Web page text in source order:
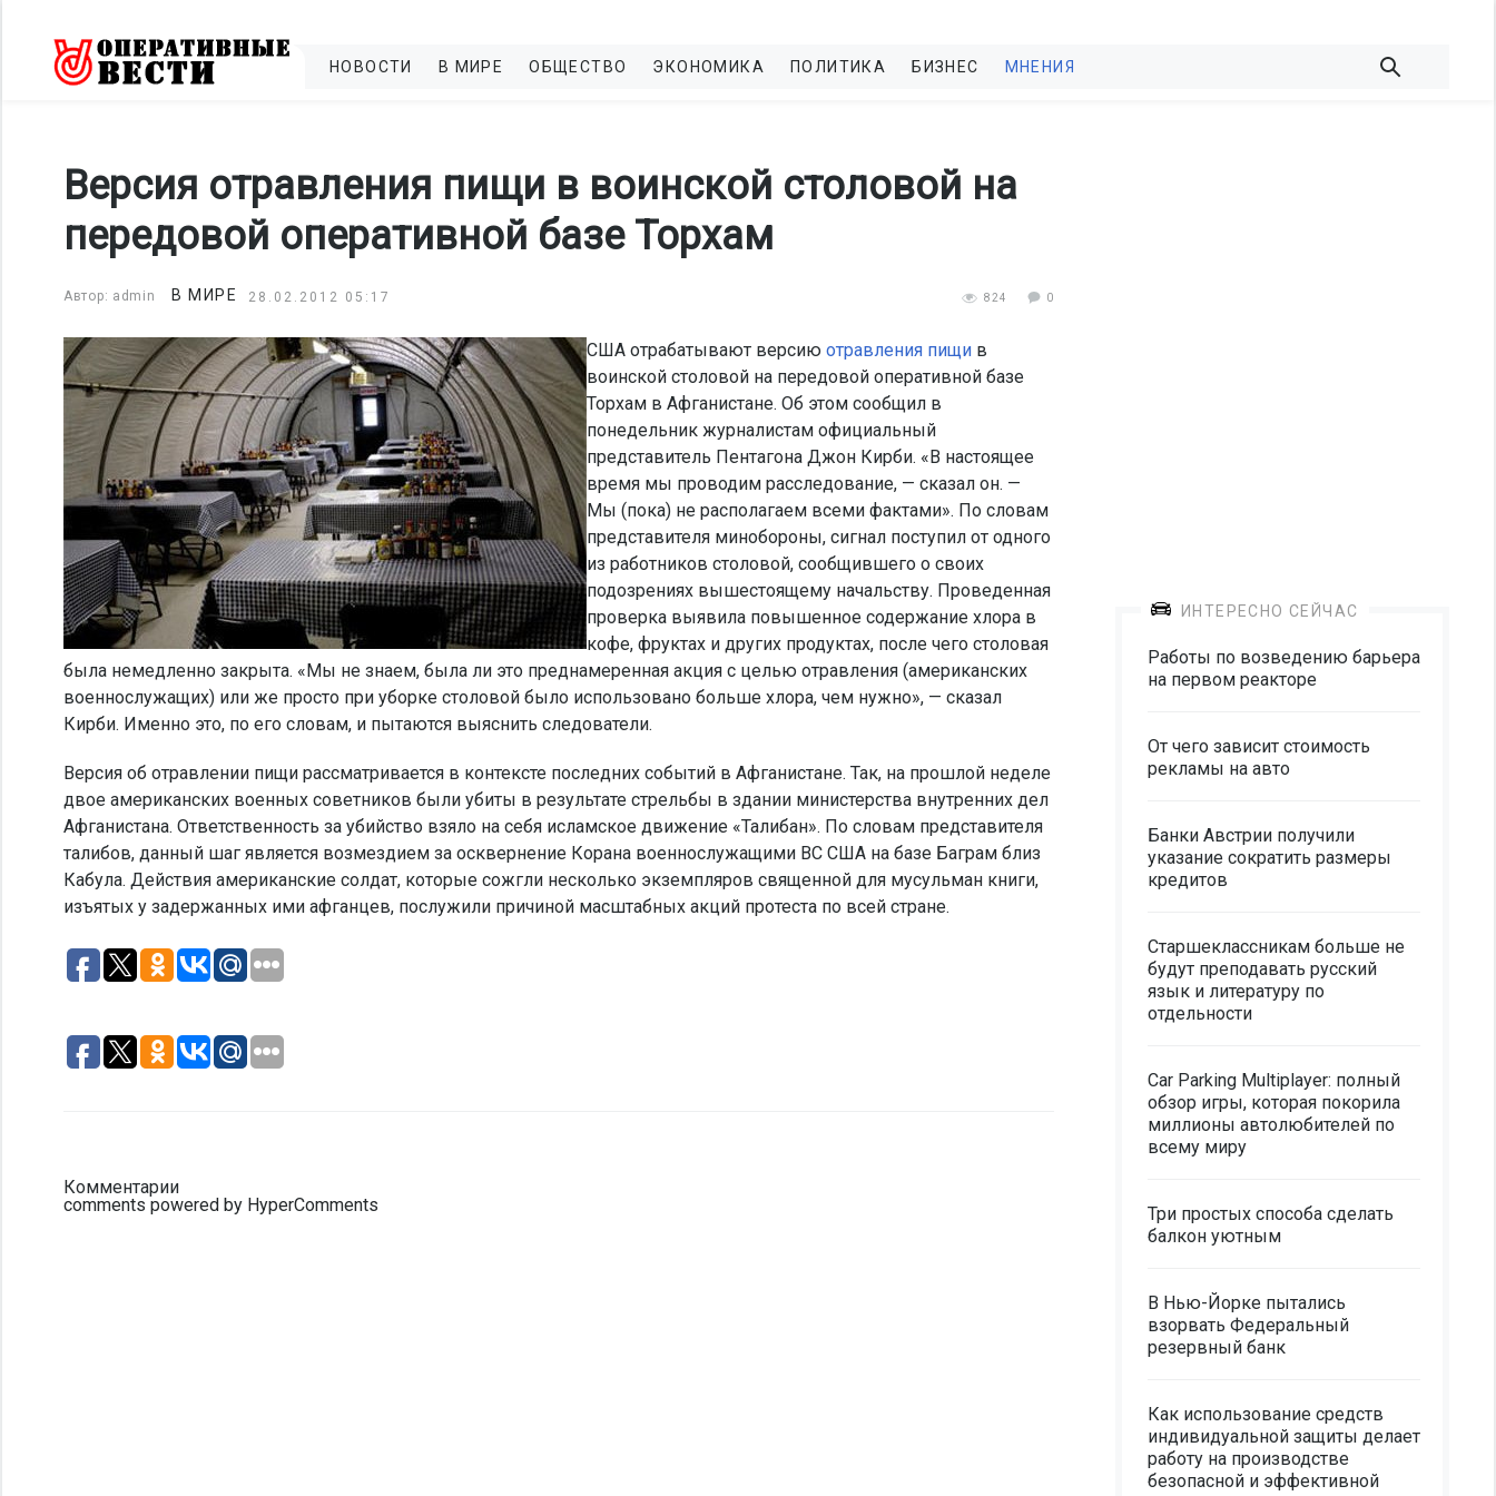
НОВОСТИ В МИРЕ ОБЩЕСТВО ЭКОНОМИКА ПОЛИТИКА БИЗНЕС МНЕНИЯ
Версия отравления пищи в воинской столовой на
передовой оперативной базе Торхам
Автор: admin В МИРЕ 28.02.2012 05:17 824 0
США отрабатывают версию отравления пищи в
воинской столовой на передовой оперативной базе
Торхам в Афганистане. Об этом сообщил в
понедельник журналистам официальный
представитель Пентагона Джон Кирби. «В настоящее
время мы проводим расследование, — сказал он. —
Мы (пока) не располагаем всеми фактами». По словам
представителя минобороны, сигнал поступил от одного
из работников столовой, сообщившего о своих
подозрениях вышестоящему начальству. Проведенная
проверка выявила повышенное содержание хлора в
кофе, фруктах и других продуктах, после чего столовая
была немедленно закрыта. «Мы не знаем, была ли это преднамеренная акция с целью отравления (американских
военнослужащих) или же просто при уборке столовой было использовано больше хлора, чем нужно», — сказал
Кирби. Именно это, по его словам, и пытаются выяснить следователи.
Версия об отравлении пищи рассматривается в контексте последних событий в Афганистане. Так, на прошлой неделе
двое американских военных советников были убиты в результате стрельбы в здании министерства внутренних дел
Афганистана. Ответственность за убийство взяло на себя исламское движение «Талибан». По словам представителя
талибов, данный шаг является возмездием за осквернение Корана военнослужащими ВС США на базе Баграм близ
Кабула. Действия американские солдат, которые сожгли несколько экземпляров священной для мусульман книги,
изъятых у задержанных ими афганцев, послужили причиной масштабных акций протеста по всей стране.
Комментарии
comments powered by HyperComments
ИНТЕРЕСНО СЕЙЧАС
Работы по возведению барьера
на первом реакторе
От чего зависит стоимость
рекламы на авто
Банки Австрии получили
указание сократить размеры
кредитов
Старшеклассникам больше не
будут преподавать русский
язык и литературу по
отдельности
Car Parking Multiplayer: полный
обзор игры, которая покорила
миллионы автолюбителей по
всему миру
Три простых способа сделать
балкон уютным
В Нью-Йорке пытались
взорвать Федеральный
резервный банк
Как использование средств
индивидуальной защиты делает
работу на производстве
безопасной и эффективной